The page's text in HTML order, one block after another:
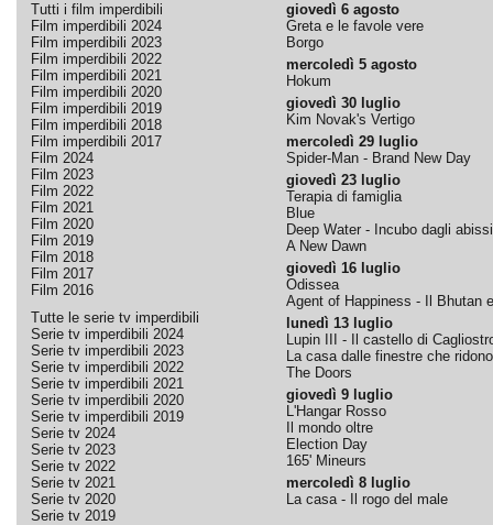
Tutti i film imperdibili
Film imperdibili 2024
Film imperdibili 2023
Film imperdibili 2022
Film imperdibili 2021
Film imperdibili 2020
Film imperdibili 2019
Film imperdibili 2018
Film imperdibili 2017
Film 2024
Film 2023
Film 2022
Film 2021
Film 2020
Film 2019
Film 2018
Film 2017
Film 2016
Tutte le serie tv imperdibili
Serie tv imperdibili 2024
Serie tv imperdibili 2023
Serie tv imperdibili 2022
Serie tv imperdibili 2021
Serie tv imperdibili 2020
Serie tv imperdibili 2019
Serie tv 2024
Serie tv 2023
Serie tv 2022
Serie tv 2021
Serie tv 2020
Serie tv 2019
giovedì 6 agosto
Greta e le favole vere
Borgo
mercoledì 5 agosto
Hokum
giovedì 30 luglio
Kim Novak's Vertigo
mercoledì 29 luglio
Spider-Man - Brand New Day
giovedì 23 luglio
Terapia di famiglia
Blue
Deep Water - Incubo dagli abissi
A New Dawn
giovedì 16 luglio
Odissea
Agent of Happiness - Il Bhutan
lunedì 13 luglio
Lupin III - Il castello di
La casa dalle finestre che ridono
The Doors
giovedì 9 luglio
L'Hangar Rosso
Il mondo oltre
Election Day
165' Mineurs
mercoledì 8 luglio
La casa - Il rogo del male